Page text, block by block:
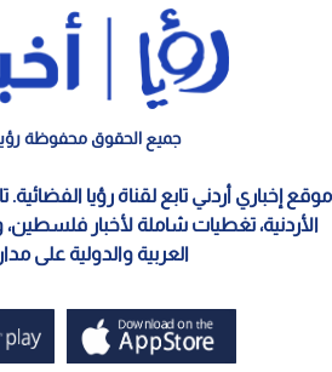
جميع الحقوق محفوظة رؤيا ©
موقع إخباري أردني تابع لقناة رؤيا الفضائية.
الأردنية، تغطيات شاملة لأخبار فلسطين،
العربية والدولية على